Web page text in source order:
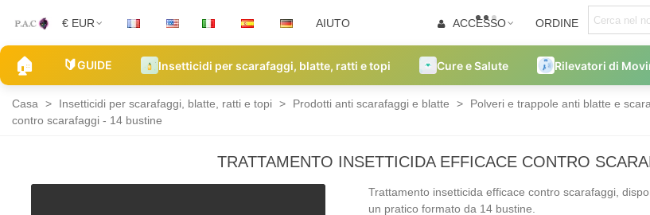
€ EUR AIUTO ACCESSO ORDINE
🏠 🔰GUIDE Insetticidi per scarafaggi, blatte, ratti e topi Cure e Salute Rilevatori di
Casa > Insetticidi per scarafaggi, blatte, ratti e topi > Prodotti anti scarafaggi e blatte > Polveri e trappole anti blatte e
contro scarafaggi - 14 bustine
TRATTAMENTO INSETTICIDA EFFICACE CONTRO
Trattamento insetticida efficace contro scarafaggi,
un pratico formato da 14 bustine.